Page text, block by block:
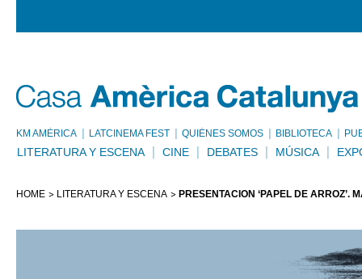
KM AMÈRICA LATCINEMA FEST QUIÉNES SOMOS BIBLIOTECA
LITERATURA Y ESCENA CINE DEBATES MÚSICA
HOME LITERATURA Y ESCENA PRESENTACIÓN ‘PAPEL DE ARROZ’.